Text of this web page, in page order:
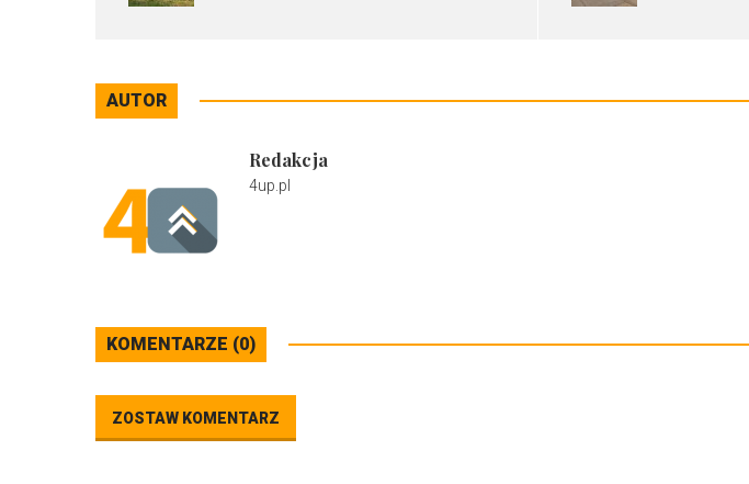
AUTOR
Redakcja
4up.pl
KOMENTARZE (0)
ZOSTAW KOMENTARZ